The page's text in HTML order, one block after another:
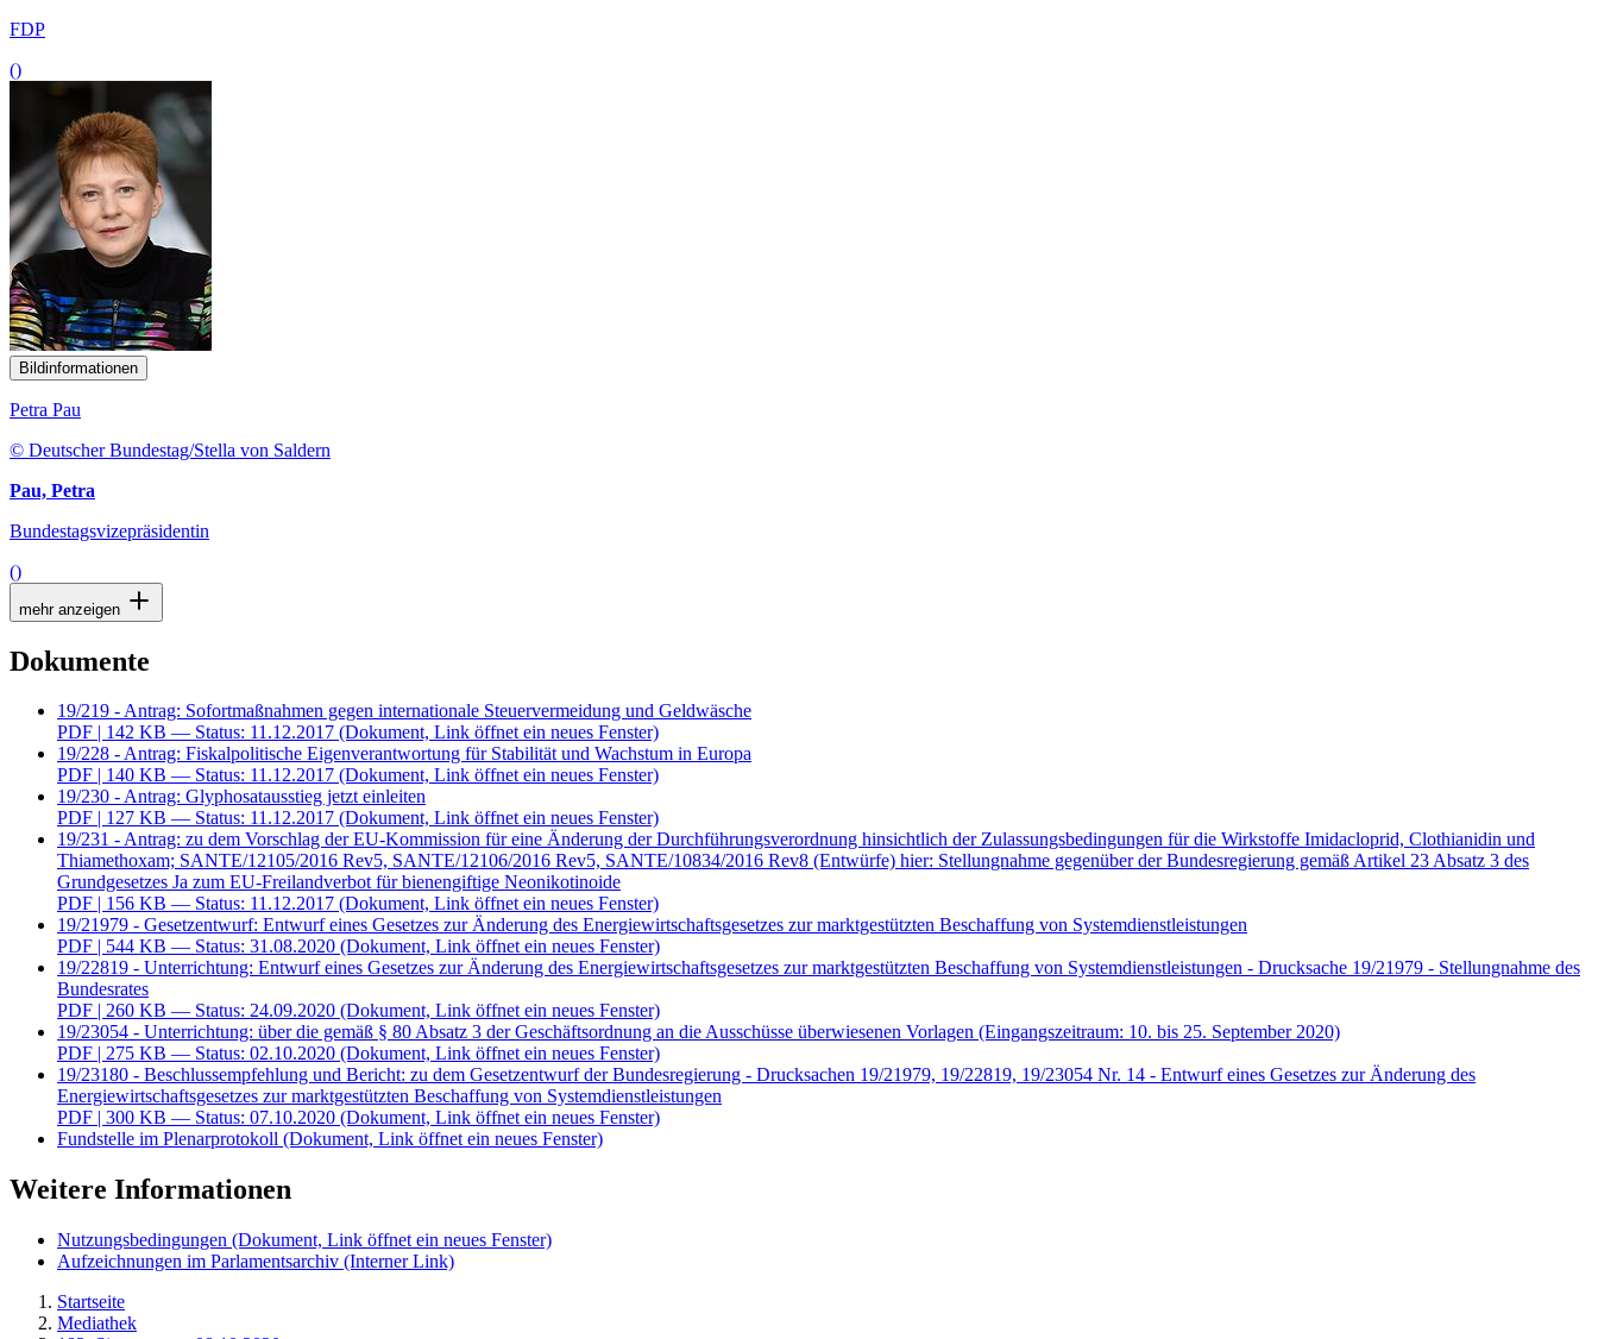
FDP
()
Bildinformationen
Petra Pau
© Deutscher Bundestag/Stella von Saldern
Pau, Petra
Bundestagsvizepräsidentin
()
mehr anzeigen
Dokumente
19/219 - Antrag: Sofortmaßnahmen gegen internationale Steuervermeidung und Geldwäsche
PDF | 142 KB — Status: 11.12.2017 (Dokument, Link öffnet ein neues Fenster)
19/228 - Antrag: Fiskalpolitische Eigenverantwortung für Stabilität und Wachstum in Europa
PDF | 140 KB — Status: 11.12.2017 (Dokument, Link öffnet ein neues Fenster)
19/230 - Antrag: Glyphosatausstieg jetzt einleiten
PDF | 127 KB — Status: 11.12.2017 (Dokument, Link öffnet ein neues Fenster)
19/231 - Antrag: zu dem Vorschlag der EU-Kommission für eine Änderung der Durchführungsverordnung hinsichtlich der Zulassungsbedingungen für die Wirkstoffe Imidacloprid, Clothianidin und
Thiamethoxam; SANTE/12105/2016 Rev5, SANTE/12106/2016 Rev5, SANTE/10834/2016 Rev8 (Entwürfe) hier: Stellungnahme gegenüber der Bundesregierung gemäß Artikel 23 Absatz 3 des
Grundgesetzes Ja zum EU-Freilandverbot für bienengiftige Neonikotinoide
PDF | 156 KB — Status: 11.12.2017 (Dokument, Link öffnet ein neues Fenster)
19/21979 - Gesetzentwurf: Entwurf eines Gesetzes zur Änderung des Energiewirtschaftsgesetzes zur marktgestützten Beschaffung von Systemdienstleistungen
PDF | 544 KB — Status: 31.08.2020 (Dokument, Link öffnet ein neues Fenster)
19/22819 - Unterrichtung: Entwurf eines Gesetzes zur Änderung des Energiewirtschaftsgesetzes zur marktgestützten Beschaffung von Systemdienstleistungen - Drucksache 19/21979 - Stellungnahme des
Bundesrates
PDF | 260 KB — Status: 24.09.2020 (Dokument, Link öffnet ein neues Fenster)
19/23054 - Unterrichtung: über die gemäß § 80 Absatz 3 der Geschäftsordnung an die Ausschüsse überwiesenen Vorlagen (Eingangszeitraum: 10. bis 25. September 2020)
PDF | 275 KB — Status: 02.10.2020 (Dokument, Link öffnet ein neues Fenster)
19/23180 - Beschlussempfehlung und Bericht: zu dem Gesetzentwurf der Bundesregierung - Drucksachen 19/21979, 19/22819, 19/23054 Nr. 14 - Entwurf eines Gesetzes zur Änderung des
Energiewirtschaftsgesetzes zur marktgestützten Beschaffung von Systemdienstleistungen
PDF | 300 KB — Status: 07.10.2020 (Dokument, Link öffnet ein neues Fenster)
Fundstelle im Plenarprotokoll (Dokument, Link öffnet ein neues Fenster)
Weitere Informationen
Nutzungsbedingungen (Dokument, Link öffnet ein neues Fenster)
Aufzeichnungen im Parlamentsarchiv (Interner Link)
Startseite
Mediathek